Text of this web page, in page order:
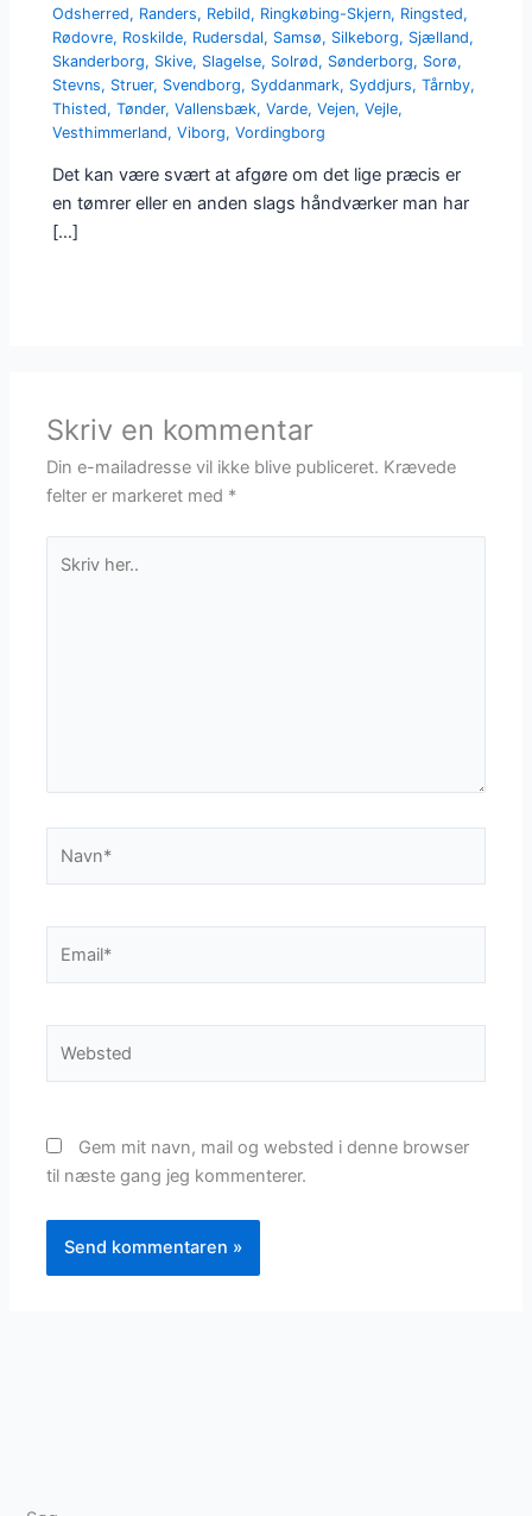
Odsherred, Randers, Rebild, Ringkøbing-Skjern, Ringsted,
Rødovre, Roskilde, Rudersdal, Samsø, Silkeborg, Sjælland,
Skanderborg, Skive, Slagelse, Solrød, Sønderborg, Sorø,
Stevns, Struer, Svendborg, Syddanmark, Syddjurs,Tårnby,
Thisted,Tønder,Vallensbæk,Varde,Vejen,Vejle,
Vesthimmerland,Viborg,Vordingborg
Det kan være svært at afgøre om det lige præcis er
en tømrer eller en anden slags håndværker man har
[…]
Skriv en kommentar
Din e-mailadresse vil ikke blive publiceret. Krævede
felter er markeret med *
her..
Gem mit navn, mail og websted i denne browser
til næste gang jeg kommenterer.